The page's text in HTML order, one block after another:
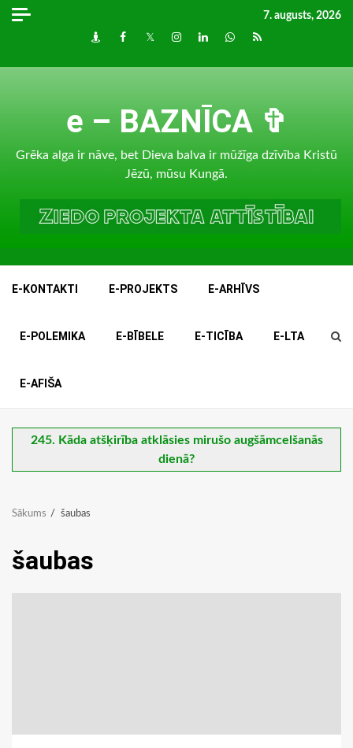
Skip
7. augusts, 2026
DraugiemFacebook
TwitterInstagram
LinkedInwhatsapp
RSS
e – BAZNĪCA ✞
Grēka alga ir nāve, bet Dieva balva ir mūžīga dzīvība Kristū
Jēzū, mūsu Kungā.
E-KONTAKTI E-PROJEKTS E-ARHĪVS
E-POLEMIKA E-BĪBELE E-TICĪBA E-LTA
E-AFIŠA
245. Kāda atšķirība atklāsies mirušo augšāmcelšanās
dienā?
Sākums šaubas
šaubas